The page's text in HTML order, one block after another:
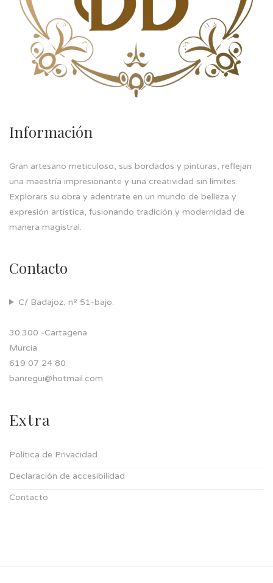
Información
Gran artesano meticuloso, sus bordados y pinturas, reflejan
una maestría impresionante y una creatividad sin límites.
Explorars su obra y adentrate en un mundo de belleza y
expresión artística, fusionando tradición y modernidad de
manera magistral.
Contacto
C/ Badajoz, nº 51-bajo.
30.300 -Cartagena
Murcia
619 07 24 80
banregui@hotmail.com
Extra
Política de Privacidad
Declaración de accesibilidad
Contacto